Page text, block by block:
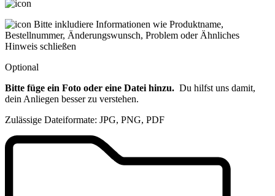
Bitte inkludiere Informationen wie Produktname,
Bestellnummer, Änderungswunsch, Problem oder Ähnliches
Hinweis schließen
Optional
Bitte füge ein Foto oder eine Datei hinzu. Du hilfst uns damit,
dein Anliegen besser zu verstehen.
Zulässige Dateiformate: JPG, PNG, PDF